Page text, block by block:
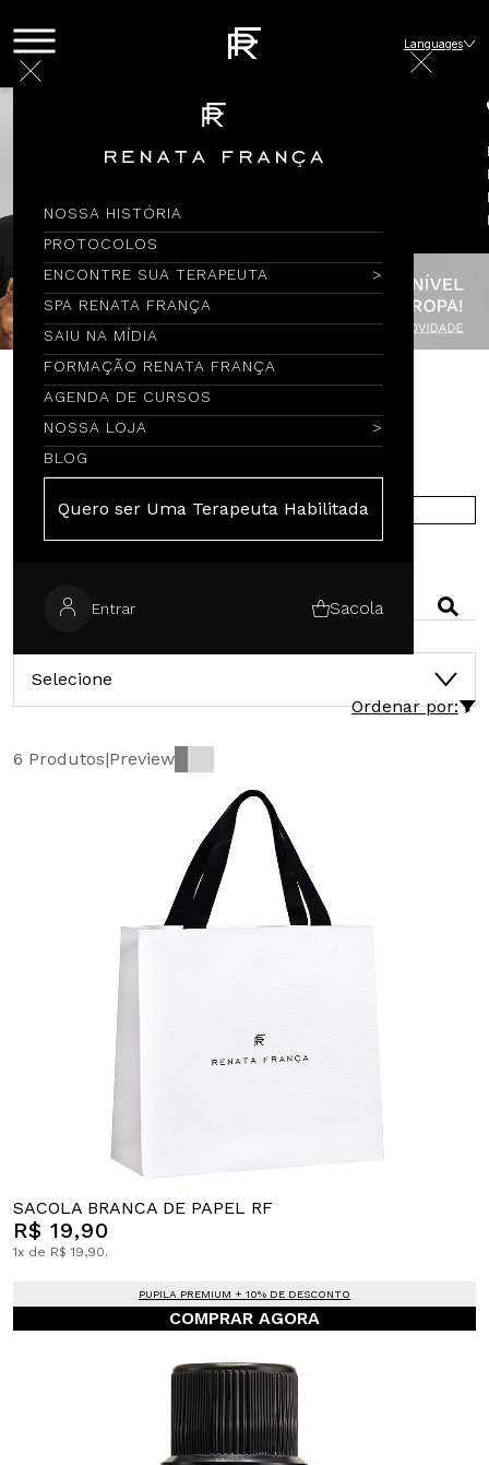
NOSSA HISTÓRIA
PROTOCOLOS
ENCONTRE SUA TERAPEUTA
SPA RENATA FRANÇA
SAIU NA MÍDIA
FORMAÇÃO RENATA FRANÇA
AGENDA DE CURSOS
NOSSA LOJA
BLOG
Quero ser Uma Terapeuta Habilitada
Entrar Sacola
Languages
Encontre por Nome
COMPRE NA EUROPA
Selecione
Ordenar por:
6 Produtos|Preview
SACOLA BRANCA DE PAPEL RF
R$ 19,90
1x de R$ 19,90.
PUPILA PREMIUM + 10% DE DESCONTO
COMPRAR AGORA